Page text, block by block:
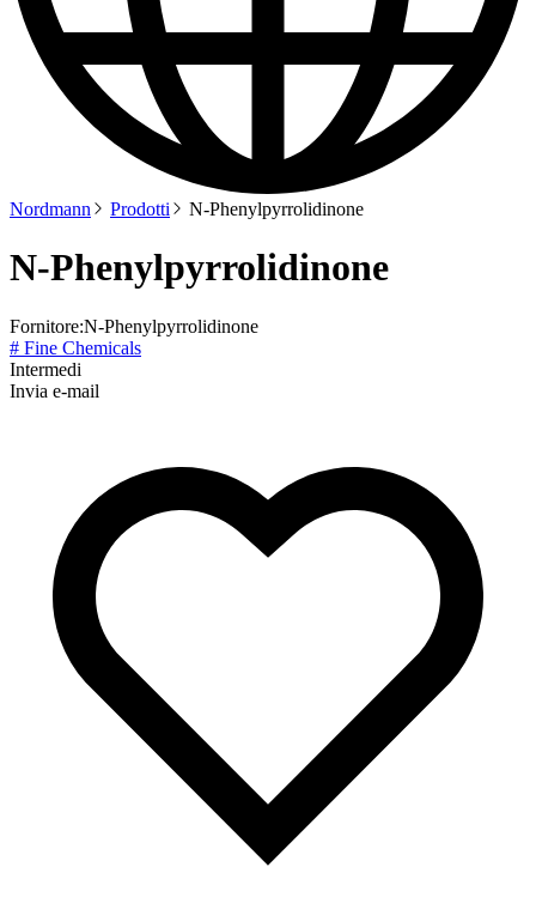
Nordmann Prodotti N-Phenylpyrrolidinone
N-Phenylpyrrolidinone
Fornitore:N-Phenylpyrrolidinone
# Fine Chemicals
Intermedi
Invia e-mail